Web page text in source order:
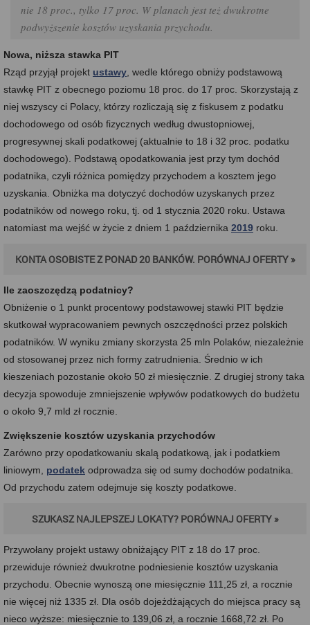
nie 18 proc., tylko 17 proc. W planach jest też dwukrotne
podwyższenie kosztów uzyskania przychodu.
Nowa, niższa stawka PIT
Rząd przyjął projekt ustawy , wedle którego obniży podstawową
stawkę PIT z obecnego poziomu 18 proc. do 17 proc. Skorzystają z
niej wszyscy ci Polacy, którzy rozliczają się z fiskusem z podatku
dochodowego od osób fizycznych według dwustopniowej,
progresywnej skali podatkowej (aktualnie to 18 i 32 proc. podatku
dochodowego). Podstawą opodatkowania jest przy tym dochód
podatnika, czyli różnica pomiędzy przychodem a kosztem jego
uzyskania. Obniżka ma dotyczyć dochodów uzyskanych przez
podatników od nowego roku, tj. od 1 stycznia 2020 roku. Ustawa
natomiast ma wejść w życie z dniem 1 października 2019 roku.
KONTA OSOBISTE Z PONAD 20 BANKÓW. PORÓWNAJ OFERTY »
Ile zaoszczędzą podatnicy?
Obniżenie o 1 punkt procentowy podstawowej stawki PIT będzie
skutkował wypracowaniem pewnych oszczędności przez polskich
podatników. W wyniku zmiany skorzysta 25 mln Polaków, niezależnie
od stosowanej przez nich formy zatrudnienia. Średnio w ich
kieszeniach pozostanie około 50 zł miesięcznie. Z drugiej strony taka
decyzja spowoduje zmniejszenie wpływów podatkowych do budżetu
o około 9,7 mld zł rocznie.
Zwiększenie kosztów uzyskania przychodów
Zarówno przy opodatkowaniu skalą podatkową, jak i podatkiem
liniowym, podatek odprowadza się od sumy dochodów podatnika.
Od przychodu zatem odejmuje się koszty podatkowe.
SZUKASZ NAJLEPSZEJ LOKATY? PORÓWNAJ OFERTY »
Przywołany projekt ustawy obniżający PIT z 18 do 17 proc.
przewiduje również dwukrotne podniesienie kosztów uzyskania
przychodu. Obecnie wynoszą one miesięcznie 111,25 zł, a rocznie
nie więcej niż 1335 zł. Dla osób dojeżdżających do miejsca pracy są
nieco wyższe: miesięcznie to 139,06 zł, a rocznie 1668,72 zł. Po